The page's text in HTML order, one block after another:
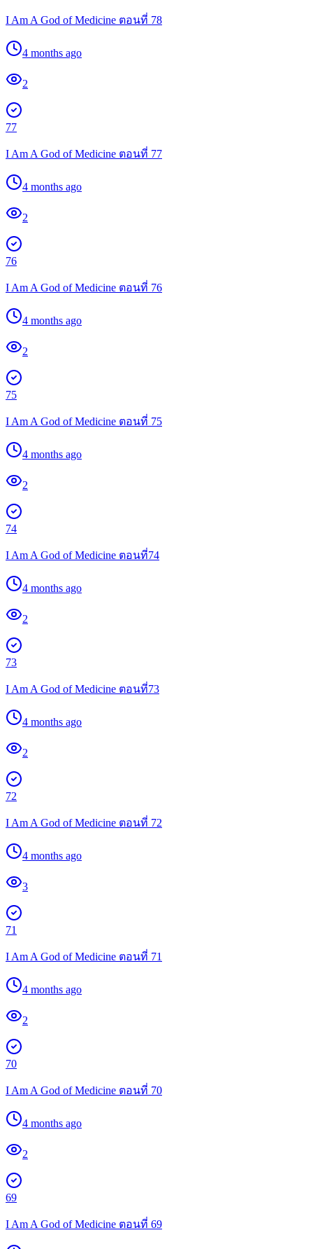
I Am A God of Medicine ตอนที่ 78
4 months ago
2
77
I Am A God of Medicine ตอนที่ 77
4 months ago
2
76
I Am A God of Medicine ตอนที่ 76
4 months ago
2
75
I Am A God of Medicine ตอนที่ 75
4 months ago
2
74
I Am A God of Medicine ตอนที่74
4 months ago
2
73
I Am A God of Medicine ตอนที่73
4 months ago
2
72
I Am A God of Medicine ตอนที่ 72
4 months ago
3
71
I Am A God of Medicine ตอนที่ 71
4 months ago
2
70
I Am A God of Medicine ตอนที่ 70
4 months ago
2
69
I Am A God of Medicine ตอนที่ 69